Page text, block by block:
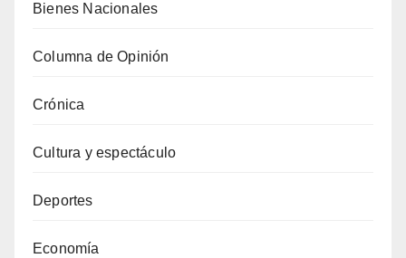
Bienes Nacionales
Columna de Opinión
Crónica
Cultura y espectáculo
Deportes
Economía